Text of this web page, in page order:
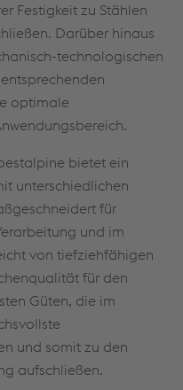
Festigkeit zu Stählen
Darüber hinaus
technologischen
optimale
bietet ein
unterschiedlichen
für
und im
von tiefziehfähigen
für den
Güten, die im
und somit zu den
aufschließen.